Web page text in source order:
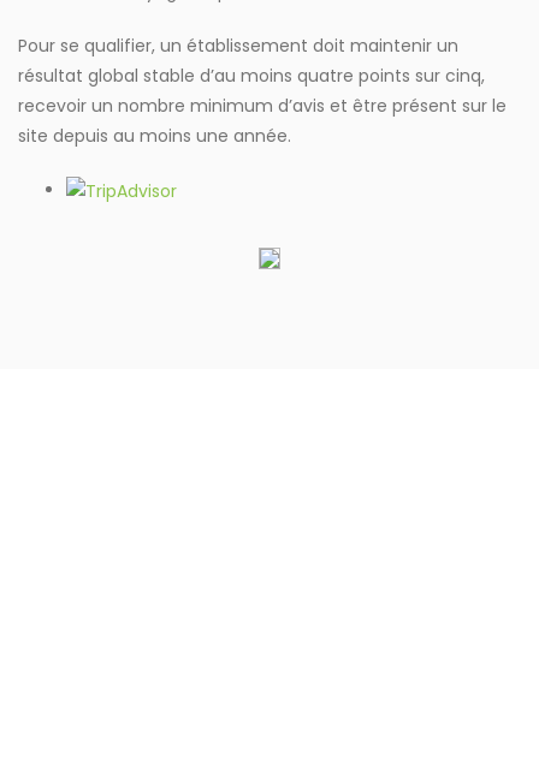
Pour se qualifier, un établissement doit maintenir un
résultat global stable d’au moins quatre points sur cinq,
recevoir un nombre minimum d’avis et être présent sur le
site depuis au moins une année.